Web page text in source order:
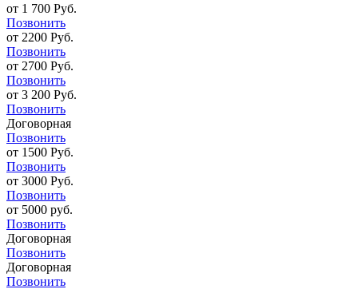
от 1 700 Руб.
Позвонить
от 2200 Руб.
Позвонить
от 2700 Руб.
Позвонить
от 3 200 Руб.
Позвонить
Договорная
Позвонить
от 1500 Руб.
Позвонить
от 3000 Руб.
Позвонить
от 5000 руб.
Позвонить
Договорная
Позвонить
Договорная
Позвонить